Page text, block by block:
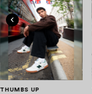
THUMBS UP